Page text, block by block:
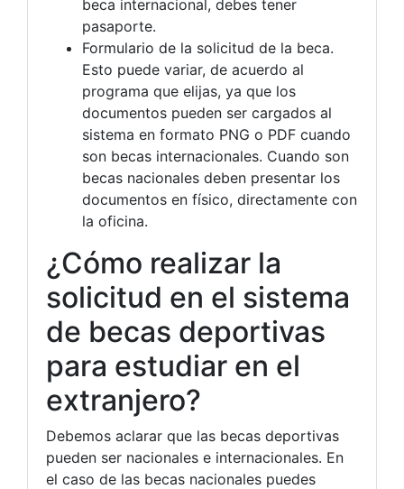
beca internacional, debes tener
pasaporte.
Formulario de la solicitud de la beca.
Esto puede variar, de acuerdo al
programa que elijas, ya que los
documentos pueden ser cargados al
sistema en formato PNG o PDF cuando
son becas internacionales. Cuando son
becas nacionales deben presentar los
documentos en físico, directamente con
la oficina.
¿Cómo realizar la
solicitud en el sistema
de becas deportivas
para estudiar en el
extranjero?
Debemos aclarar que las becas deportivas
pueden ser nacionales e internacionales. En
el caso de las becas nacionales puedes